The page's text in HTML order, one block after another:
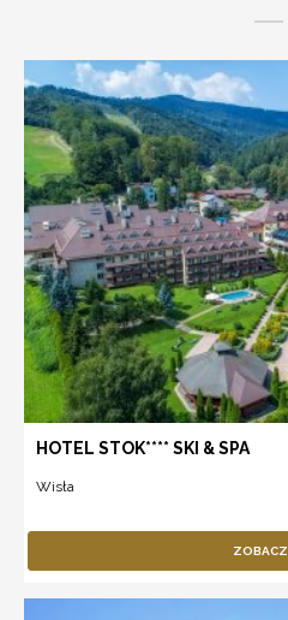
HOTEL STOK**** SKI & SPA
Wisła
ZOBACZ